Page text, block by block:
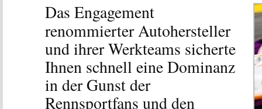
Das Engagement
renommierter Autohersteller
und ihrer Werkteams sicherte
Ihnen schnell eine Dominanz
in der Gunst der
Rennsportfans und den